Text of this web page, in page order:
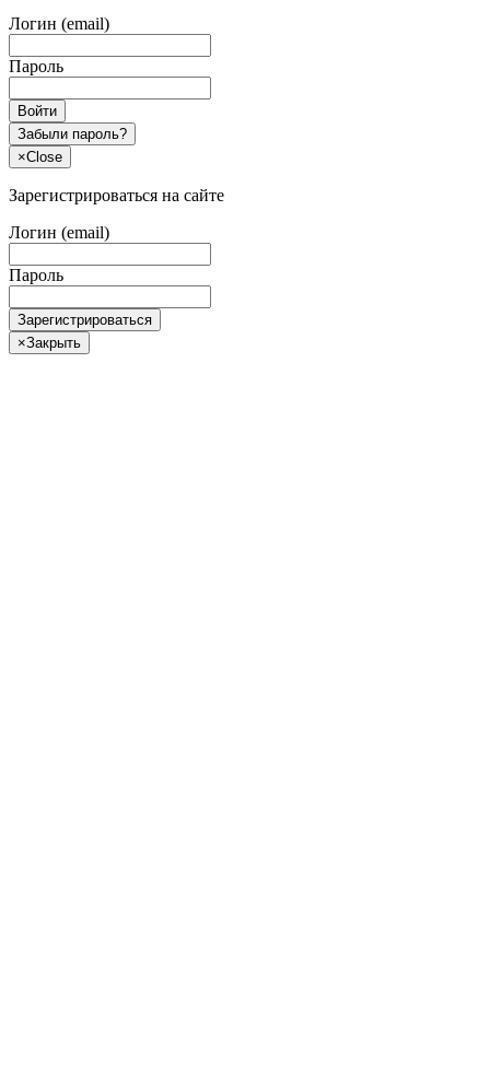
Логин (email)
Пароль
Войти
Забыли пароль?
×Close
Зарегистрироваться на сайте
Логин (email)
Пароль
Зарегистрироваться
×Закрыть